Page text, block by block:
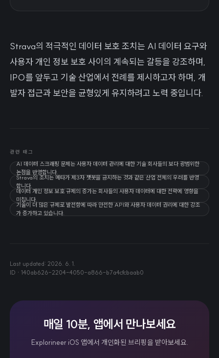
Strava의 적극적인 데이터 보호 조치는 AI 데이터 요구와
사용자 개인 정보 보호 사이의 계속되는 갈등을 강조하며,
IPO를 앞두고 기술 산업에서 전례를 제시하고자 하며, 개
발자 접근과 보안을 균형있게 유지하려고 노력 중입니다.
관련 태그
AI 데이터 스크래핑 문제는 사용자 데이터 관리에 대한 기술 회사들의 보다 광범위한
논점을 반영합니다.
Strava의 조치는 메타가 제3자 챗봇을 금지하는 것과 같은 산업 전체의 우려를 반영
합니다.
데이터 개인 정보 보호 규제의 증가는 회사들의 사용자 데이터에 대한 전략에 영향을
미칩니다.
기술이 더 많은 규제로 발전함에 따라 안전한 API와 사용자 데이터 권리에 대한 강조
가 증가하고 있습니다.
Last updated: 2026. 6. 1.
ID · 140ab626-2204-4050-a866-b7a4cfcbaab0
매일 10분, 앱에서 만나보세요
Explorineer iOS 앱에서 개인화된 브리핑을 받아보세요.